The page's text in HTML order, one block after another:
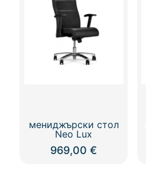
мениджърски стол
Neo Lux
969,00€